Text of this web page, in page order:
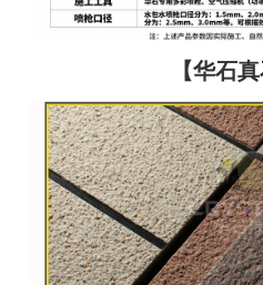
【华石